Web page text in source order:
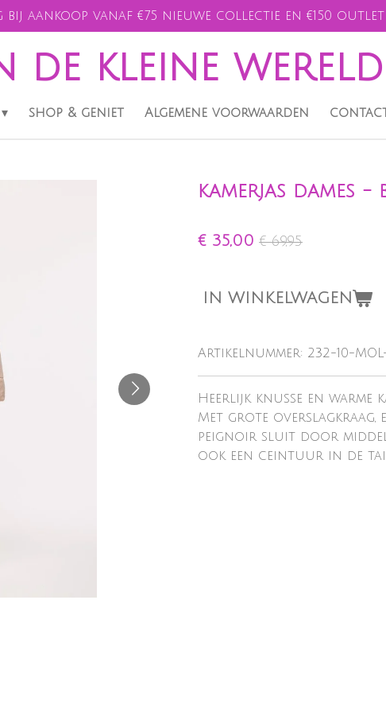
bij aankoop vanaf €75 nieuwe collectie en €150
de kleine wereld
shop & geniet Algemene voorwaarden
kamerjas dames -
€ 35,00 € 69,95
IN WINKELWAGEN
Artikelnummer: 232-10-
Heerlijk knusse en warme
Met grote overslagkraag,
peignoir sluit door
ook een ceintuur in de